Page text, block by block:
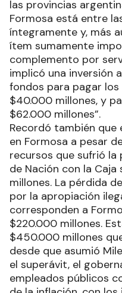
las provincias
Formosa está entre
íntegramente y, más
ítem sumamente
complemento por
implicó una inversión
fondos para pagar
$40.000 millones, y
$62.000 millones”.
Recordó también que
en Formosa a pesar
recursos que sufrió la
de Nación con la
millones. La pérdida
por la apropiación
corresponden a
$220.000 millones.
$450.000 millones
desde que asumió
el superávit, el
empleados públicos